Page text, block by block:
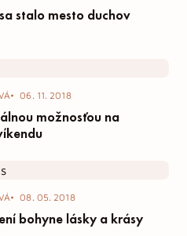
stalo mesto duchov
06. 11. 2018
možnosťou na
08. 05. 2018
bohyne lásky a krásy